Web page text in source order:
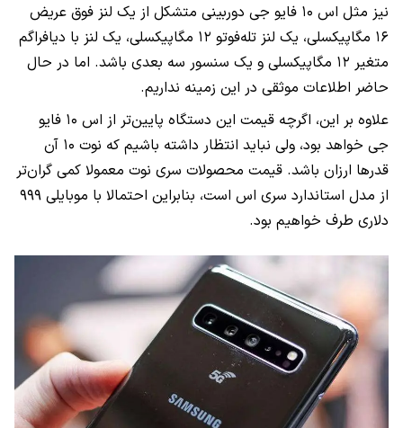
نیز مثل اس ۱۰ فایو جی دوربینی متشکل از یک لنز فوق عریض
۱۶ مگاپیکسلی، یک لنز تله‌فوتو ۱۲ مگاپیکسلی، یک لنز با دیافراگم
متغیر ۱۲ مگاپیکسلی و یک سنسور سه بعدی باشد. اما در حال
حاضر اطلاعات موثقی در این زمینه نداریم.
علاوه بر این، اگرچه قیمت این دستگاه پایین‌تر از اس ۱۰ فایو
جی خواهد بود، ولی نباید انتظار داشته باشیم که نوت ۱۰ آن
قدرها ارزان باشد. قیمت محصولات سری نوت معمولا کمی گران‌تر
از مدل استاندارد سری اس است، بنابراین احتمالا با موبایلی ۹۹۹
دلاری طرف خواهیم بود.